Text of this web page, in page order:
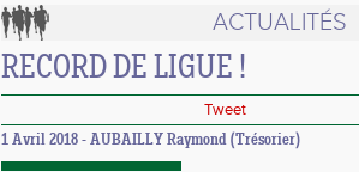
ACTUALITÉS
RECORD DE LIGUE !
Tweet
1 Avril 2018 - AUBAILLY Raymond (Trésorier)